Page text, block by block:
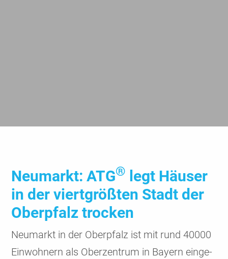
Neumarkt: ATG® legt Häuser
in der viert­größten Stadt der
Ober­pfalz trocken
Neumarkt in der Ober­pfalz ist mit rund 40000
Ein­woh­nern als Ober­zen­trum in Bayern einge­